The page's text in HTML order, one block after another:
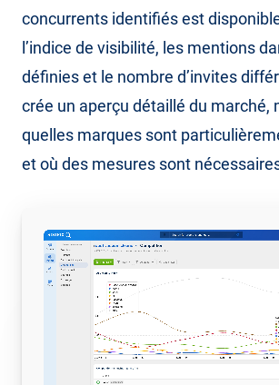
concurrents identifiés est
l’indice de visibilité, les mentions
définies et le nombre d’invites
crée un aperçu détaillé du marché,
quelles marques sont
et où des mesures sont